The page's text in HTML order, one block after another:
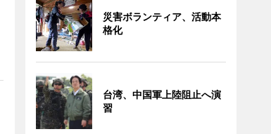
災害ボランティア、活動本
格化
台湾、中国軍上陸阻止へ演
習